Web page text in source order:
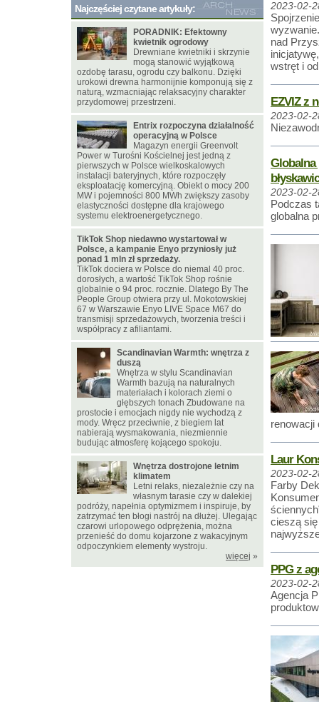
2023-02-
nad
wstręt i
EZVIZ z
2023-02-
Globalna
2023-02-
Podczas
globalna
renowacji
Laur
2023-02-
Farby
cieszą
PPG z
2023-02-
Agencja
Najczęściej czytane artykuły:
PORADNIK: Efektowny
kwietnik ogrodowy
Drewniane kwietniki i skrzynie
mogą stanowić wyjątkową
ozdobę tarasu, ogrodu czy balkonu. Dzięki
urokowi drewna harmonijnie komponują się z
naturą, wzmacniając relaksacyjny charakter
przydomowej przestrzeni.
Entrix rozpoczyna działalność
operacyjną w Polsce
Magazyn energii Greenvolt
Power w Turośni Kościelnej jest jedną z
pierwszych w Polsce wielkoskalowych
instalacji bateryjnych, które rozpoczęły
eksploatację komercyjną. Obiekt o mocy 200
MW i pojemności 800 MWh zwiększy zasoby
elastyczności dostępne dla krajowego
systemu elektroenergetycznego.
TikTok Shop niedawno wystartował w
Polsce, a kampanie Enyo przyniosły już
ponad 1 mln zł sprzedaży.
TikTok dociera w Polsce do niemal 40 proc.
dorosłych, a wartość TikTok Shop rośnie
globalnie o 94 proc. rocznie. Dlatego By The
People Group otwiera przy ul. Mokotowskiej
67 w Warszawie Enyo LIVE Space M67 do
transmisji sprzedażowych, tworzenia treści i
współpracy z afiliantami.
Scandinavian Warmth: wnętrza z
duszą
Wnętrza w stylu Scandinavian
Warmth bazują na naturalnych
materiałach i kolorach ziemi o
głębszych tonach Zbudowane na
prostocie i emocjach nigdy nie wychodzą z
mody. Wręcz przeciwnie, z biegiem lat
nabierają wysmakowania, niezmiennie
budując atmosferę kojącego spokoju.
Wnętrza dostrojone letnim
klimatem
Letni relaks, niezależnie czy na
własnym tarasie czy w dalekiej
podróży, napełnia optymizmem i inspiruje, by
zatrzymać ten błogi nastrój na dłużej. Ulegając
czarowi urlopowego odprężenia, można
przenieść do domu kojarzone z wakacyjnym
odpoczynkiem elementy wystroju.
więcej »